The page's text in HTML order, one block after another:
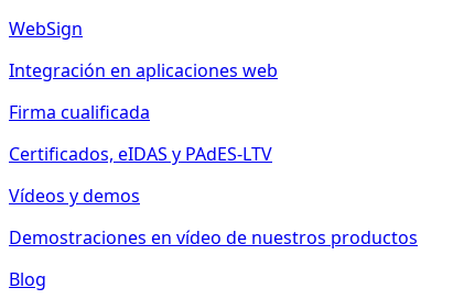
WebSign
Integración en aplicaciones web
Firma cualificada
Certificados, eIDAS y PAdES-LTV
Vídeos y demos
Demostraciones en vídeo de nuestros productos
Blog